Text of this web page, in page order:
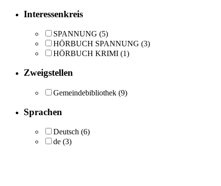
Interessenkreis
SPANNUNG (5)
HÖRBUCH SPANNUNG (3)
HÖRBUCH KRIMI (1)
Zweigstellen
Gemeindebibliothek (9)
Sprachen
Deutsch (6)
de (3)